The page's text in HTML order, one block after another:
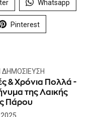
Whatsapp
Pinterest
& Χρόνια Πολλά -
της Λαικής
Πάρου